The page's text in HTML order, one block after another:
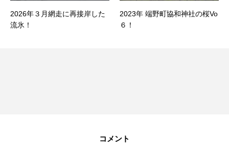
2026年３月網走に再接岸した
流氷！
2023年 端野町協和神社の桜Vo
６！
コメント